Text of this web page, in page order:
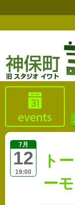
7月
12
19:00
ト
ー